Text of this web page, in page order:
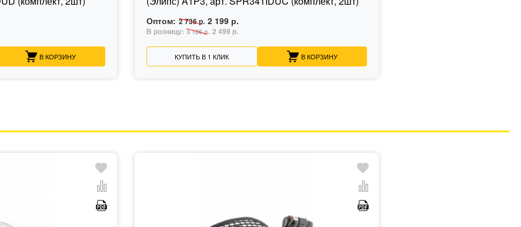
В КОРЗИНУ
Оптом: 2 736 р. 2 199 р.
В розницу: 3 186 р. 2 499 р.
КУПИТЬ В 1 КЛИК В КОРЗИНУ